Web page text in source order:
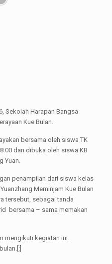
Sekolah Harapan Bangsa
Kue Bulan.
bersama oleh siswa TK
dan dibuka oleh siswa KB
Yuan.
penampilan dari siswa kelas
Meminjam Kue Bulan
tersebut, sebagai tanda
bersama – sama memakan
mengikuti kegiatan ini.